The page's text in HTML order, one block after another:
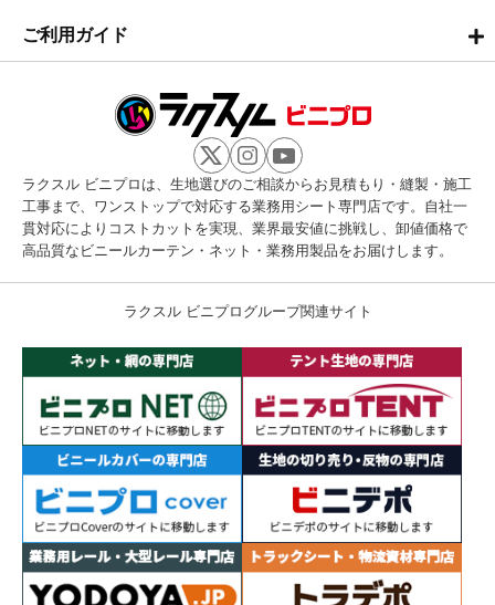
ご利用ガイド
ラクスル ビニプロは、生地選びのご相談からお見積もり・縫製・施工
工事まで、ワンストップで対応する業務用シート専門店です。自社一
貫対応によりコストカットを実現、業界最安値に挑戦し、卸値価格で
高品質なビニールカーテン・ネット・業務用製品をお届けします。
ラクスル ビニプログループ関連サイト